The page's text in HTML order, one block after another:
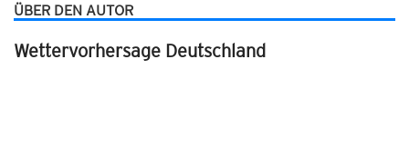
ÜBER DEN AUTOR
Wettervorhersage Deutschland